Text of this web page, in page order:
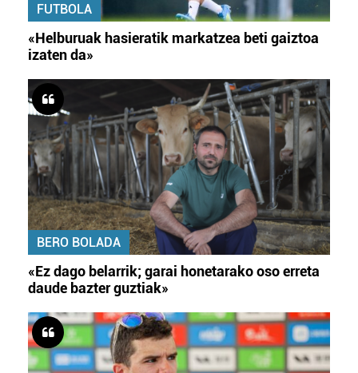
FUTBOLA
«Helburuak hasieratik markatzea beti gaiztoa
izaten da»
BERO BOLADA
«Ez dago belarrik; garai honetarako oso erreta
daude bazter guztiak»